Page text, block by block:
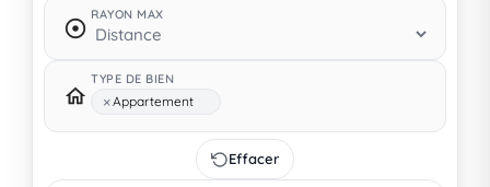
RAYON MAX
TYPE DE BIEN
×Appartement
Effacer